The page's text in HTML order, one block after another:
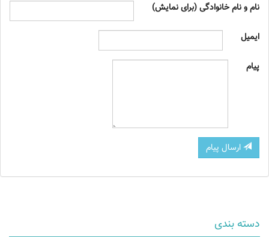
نام و نام خانوادگی (برای نمایش)
ایمیل
پیام
ارسال پیام
دسته بندی